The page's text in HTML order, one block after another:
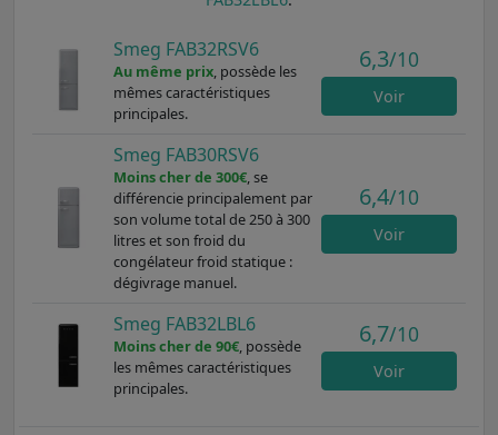
Smeg FAB32RSV6
Au même prix, possède les
mêmes caractéristiques
principales.
6,3/10
Voir
Smeg FAB30RSV6
Moins cher de 300€, se
différencie principalement par
son volume total de 250 à 300
litres et son froid du
congélateur froid statique :
dégivrage manuel.
6,4/10
Voir
Smeg FAB32LBL6
Moins cher de 90€, possède
les mêmes caractéristiques
principales.
6,7/10
Voir